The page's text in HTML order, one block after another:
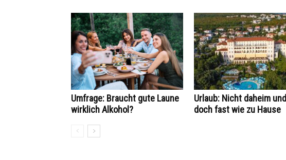
Umfrage: Braucht gute Laune
wirklich Alkohol?
Urlaub: Nicht daheim und
doch fast wie zu Hause